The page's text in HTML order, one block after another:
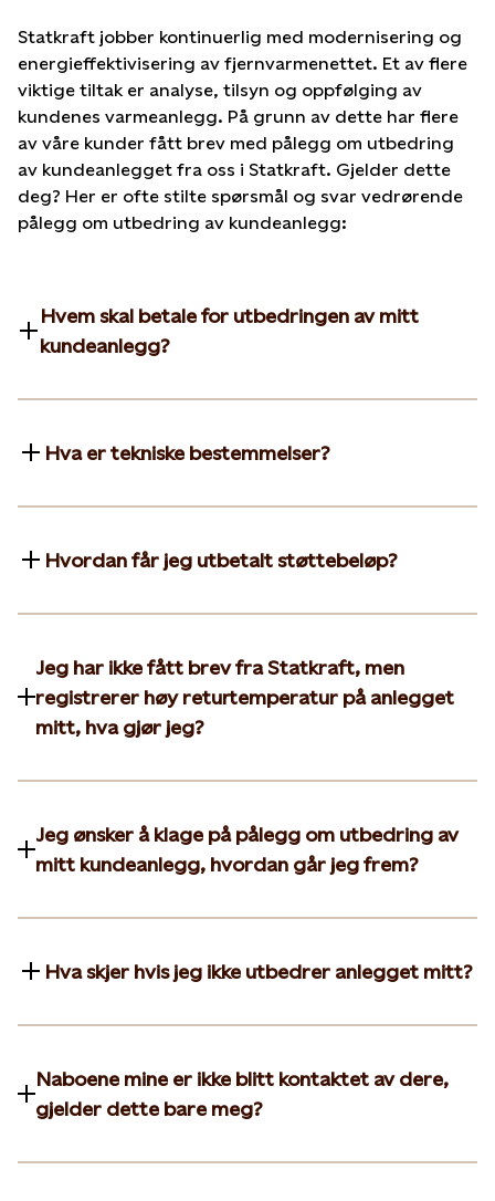
Statkraft jobber kontinuerlig med modernisering og
energieffektivisering av fjernvarmenettet. Et av flere
viktige tiltak er analyse, tilsyn og oppfølging av
kundenes varmeanlegg. På grunn av dette har flere
av våre kunder fått brev med pålegg om utbedring
av kundeanlegget fra oss i Statkraft. Gjelder dette
deg? Her er ofte stilte spørsmål og svar vedrørende
pålegg om utbedring av kundeanlegg:
Hvem skal betale for utbedringen av mitt
kundeanlegg?
Hva er tekniske bestemmelser?
Hvordan får jeg utbetalt støttebeløp?
Jeg har ikke fått brev fra Statkraft, men
registrerer høy returtemperatur på anlegget
mitt, hva gjør jeg?
Jeg ønsker å klage på pålegg om utbedring av
mitt kundeanlegg, hvordan går jeg frem?
Hva skjer hvis jeg ikke utbedrer anlegget mitt?
Naboene mine er ikke blitt kontaktet av dere,
gjelder dette bare meg?